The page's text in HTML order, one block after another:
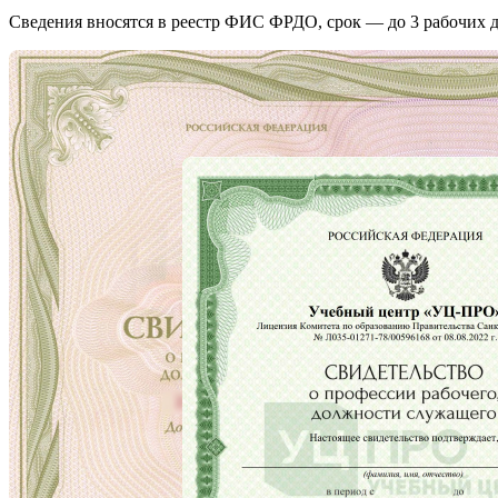
Сведения вносятся в реестр ФИС ФРДО, срок — до 3 рабочих